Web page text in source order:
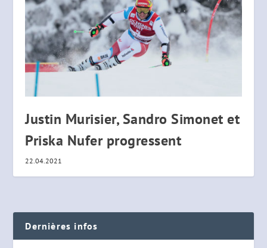
Justin Murisier, Sandro Simonet et
Priska Nufer progressent
22.04.2021
Dernières infos